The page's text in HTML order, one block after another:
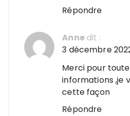
Répondre
Anne dit :
3 décembre
Merci pour
informations ,je
cette façon
Répondre